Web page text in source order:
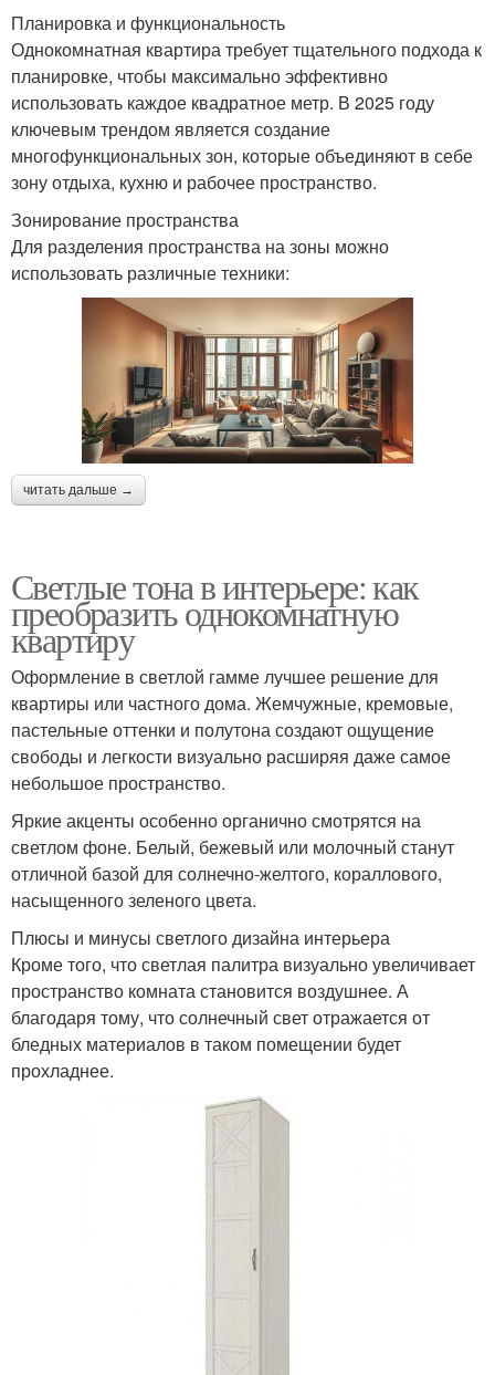
Планировка и функциональность
Однокомнатная квартира требует тщательного подхода к
планировке, чтобы максимально эффективно
использовать каждое квадратное метр. В 2025 году
ключевым трендом является создание
многофункциональных зон, которые объединяют в себе
зону отдыха, кухню и рабочее пространство.
Зонирование пространства
Для разделения пространства на зоны можно
использовать различные техники:
читать дальше →
Светлые тона в интерьере: как
преобразить однокомнатную
квартиру
Оформление в светлой гамме лучшее решение для
квартиры или частного дома. Жемчужные, кремовые,
пастельные оттенки и полутона создают ощущение
свободы и легкости визуально расширяя даже самое
небольшое пространство.
Яркие акценты особенно органично смотрятся на
светлом фоне. Белый, бежевый или молочный станут
отличной базой для солнечно-желтого, кораллового,
насыщенного зеленого цвета.
Плюсы и минусы светлого дизайна интерьера
Кроме того, что светлая палитра визуально увеличивает
пространство комната становится воздушнее. А
благодаря тому, что солнечный свет отражается от
бледных материалов в таком помещении будет
прохладнее.